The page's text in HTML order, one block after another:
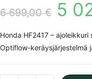
6 699,00€
hinta
oli:
699,00 €.
5
Honda HF2417 –
Optiflow-keräysjärjestelmä